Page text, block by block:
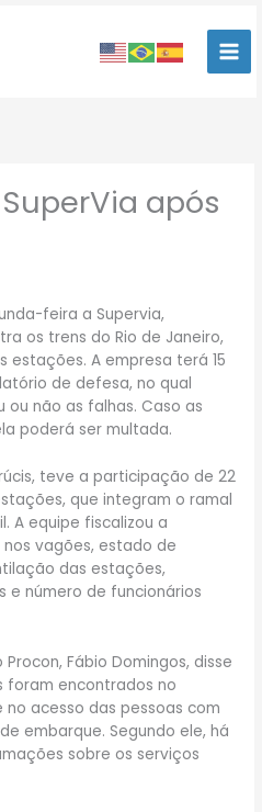
após
feira a Supervia,
os trens do Rio de Janeiro,
estações. A empresa terá 15
de defesa, no qual
não as falhas. Caso as
poderá ser multada.
teve a participação de 22
que integram o ramal
A equipe fiscalizou a
vagões, estado de
das estações,
e número de funcionários
Fábio Domingos, disse
foram encontrados no
acesso das pessoas com
embarque. Segundo ele, há
sobre os serviços